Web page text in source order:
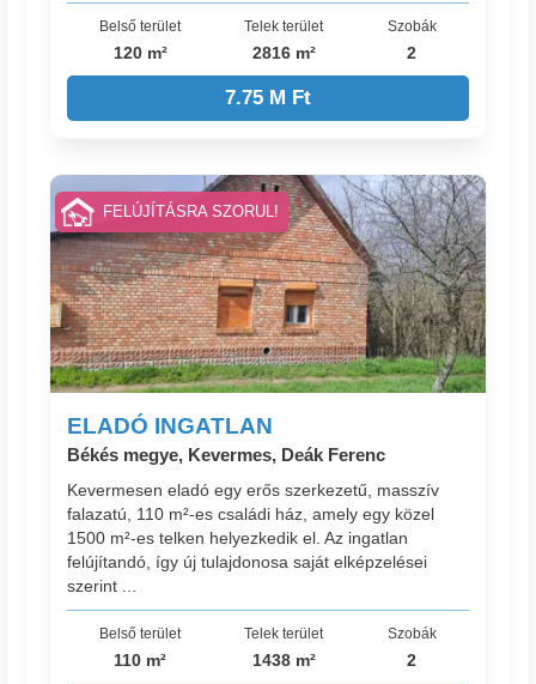
Belső terület
120 m²
Telek terület
2816 m²
Szobák
2
7.75 M Ft
ELADÓ INGATLAN
Békés megye, Kevermes, Deák Ferenc
Kevermesen eladó egy erős szerkezetű, masszív
falazatú, 110 m²-es családi ház, amely egy közel
1500 m²-es telken helyezkedik el. Az ingatlan
felújítandó, így új tulajdonosa saját elképzelései
szerint ...
Belső terület
110 m²
Telek terület
1438 m²
Szobák
2
FELÚJÍTÁSRA SZORUL!